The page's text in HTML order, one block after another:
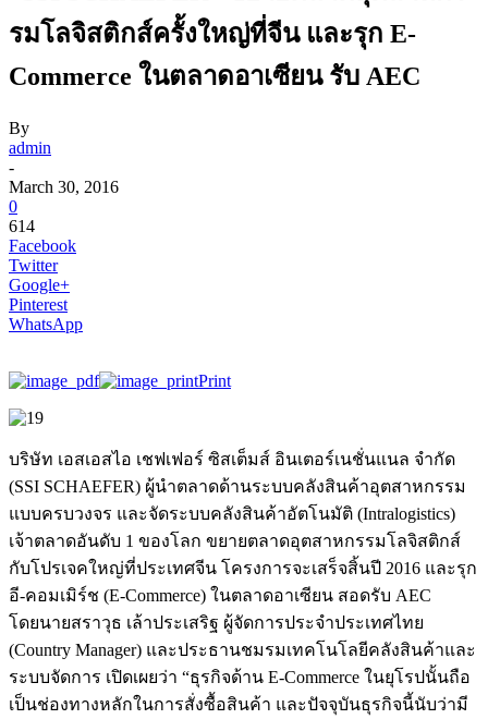
รมโลจิสติกส์ครั้งใหญ่ที่จีน และรุก E-
Commerce ในตลาดอาเซียน รับ AEC
By
admin
-
March 30, 2016
0
614
Facebook
Twitter
Google+
Pinterest
WhatsApp
Print
บริษัท เอสเอสไอ เชฟเฟอร์ ซิสเต็มส์ อินเตอร์เนชั่นแนล จำกัด
(SSI SCHAEFER) ผู้นำตลาดด้านระบบคลังสินค้าอุตสาหกรรม
แบบครบวงจร และจัดระบบคลังสินค้าอัตโนมัติ (Intralogistics)
เจ้าตลาดอันดับ 1 ของโลก ขยายตลาดอุตสาหกรรมโลจิสติกส์
กับโปรเจคใหญ่ที่ประเทศจีน โครงการจะเสร็จสิ้นปี 2016 และรุก
อี-คอมเมิร์ช (E-Commerce) ในตลาดอาเซียน สอดรับ AEC
โดยนายสราวุธ เล้าประเสริฐ ผู้จัดการประจำประเทศไทย
(Country Manager) และประธานชมรมเทคโนโลยีคลังสินค้าและ
ระบบจัดการ เปิดเผยว่า “ธุรกิจด้าน E-Commerce ในยุโรปนั้นถือ
เป็นช่องทางหลักในการสั่งซื้อสินค้า และปัจจุบันธุรกิจนี้นับว่ามี